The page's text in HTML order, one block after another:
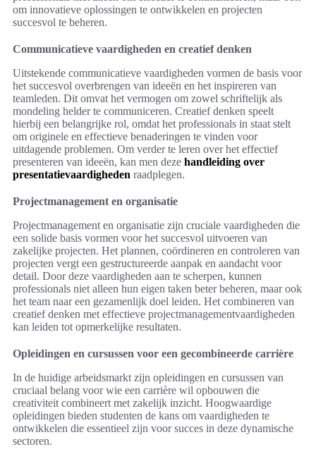
om innovatieve oplossingen te ontwikkelen en projecten
succesvol te beheren.
Communicatieve vaardigheden en creatief denken
Uitstekende communicatieve vaardigheden vormen de basis voor
het succesvol overbrengen van ideeën en het inspireren van
teamleden. Dit omvat het vermogen om zowel schriftelijk als
mondeling helder te communiceren. Creatief denken speelt
hierbij een belangrijke rol, omdat het professionals in staat stelt
om originele en effectieve benaderingen te vinden voor
uitdagende problemen. Om verder te leren over het effectief
presenteren van ideeën, kan men deze handleiding over
presentatievaardigheden raadplegen.
Projectmanagement en organisatie
Projectmanagement en organisatie zijn cruciale vaardigheden die
een solide basis vormen voor het succesvol uitvoeren van
zakelijke projecten. Het plannen, coördineren en controleren van
projecten vergt een gestructureerde aanpak en aandacht voor
detail. Door deze vaardigheden aan te scherpen, kunnen
professionals niet alleen hun eigen taken beter beheren, maar ook
het team naar een gezamenlijk doel leiden. Het combineren van
creatief denken met effectieve projectmanagementvaardigheden
kan leiden tot opmerkelijke resultaten.
Opleidingen en cursussen voor een gecombineerde carrière
In de huidige arbeidsmarkt zijn opleidingen en cursussen van
cruciaal belang voor wie een carrière wil opbouwen die
creativiteit combineert met zakelijk inzicht. Hoogwaardige
opleidingen bieden studenten de kans om vaardigheden te
ontwikkelen die essentieel zijn voor succes in deze dynamische
sectoren.